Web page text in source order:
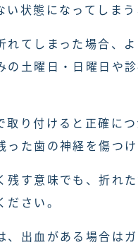
状態になってしま
れてしまった場合、
の土曜日・日曜日や
取り付けると正確に
た歯の神経を傷つ
残す意味でも、折れ
さい。
、出血がある場合は